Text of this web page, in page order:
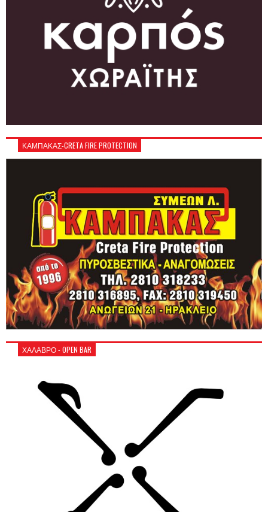
ΚΑΜΠΑΚΑΣ-CRETA FIRE PROTECTION
ΧΑΛΑΒΡΟ - OPEN BAR